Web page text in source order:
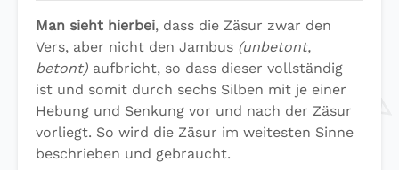
Man sieht hierbei, dass die Zäsur zwar den
Vers, aber nicht den Jambus (unbetont,
betont) aufbricht, so dass dieser vollständig
ist und somit durch sechs Silben mit je einer
Hebung und Senkung vor und nach der Zäsur
vorliegt. So wird die Zäsur im weitesten Sinne
beschrieben und gebraucht.